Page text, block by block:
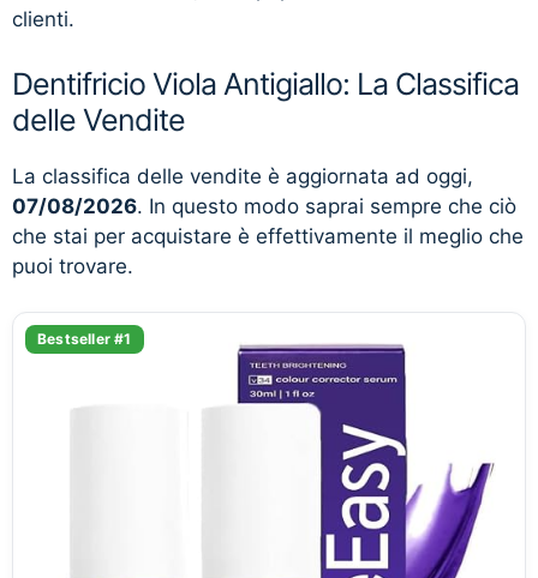
clienti.
Dentifricio Viola Antigiallo: La Classifica
delle Vendite
La classifica delle vendite è aggiornata ad oggi,
07/08/2026. In questo modo saprai sempre che ciò
che stai per acquistare è effettivamente il meglio che
puoi trovare.
Bestseller #1